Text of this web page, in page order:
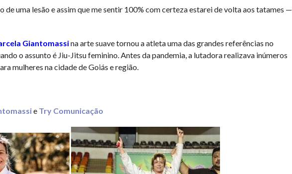
de uma lesão e assim que me sentir 100% com certeza estarei de volta aos tatames —
Giantomassina arte suave tornou a atleta uma das grandes referências no
o assunto é Jiu-Jitsu feminino. Antes da pandemia, a lutadora realizava inúmeros
mulheres na cidade de Goiás e região.
e Try Comunicação